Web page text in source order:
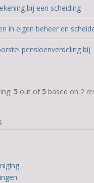
bij een scheiding
in eigen beheer en
pensioenverdeling bij
5 out of 5 based on 2